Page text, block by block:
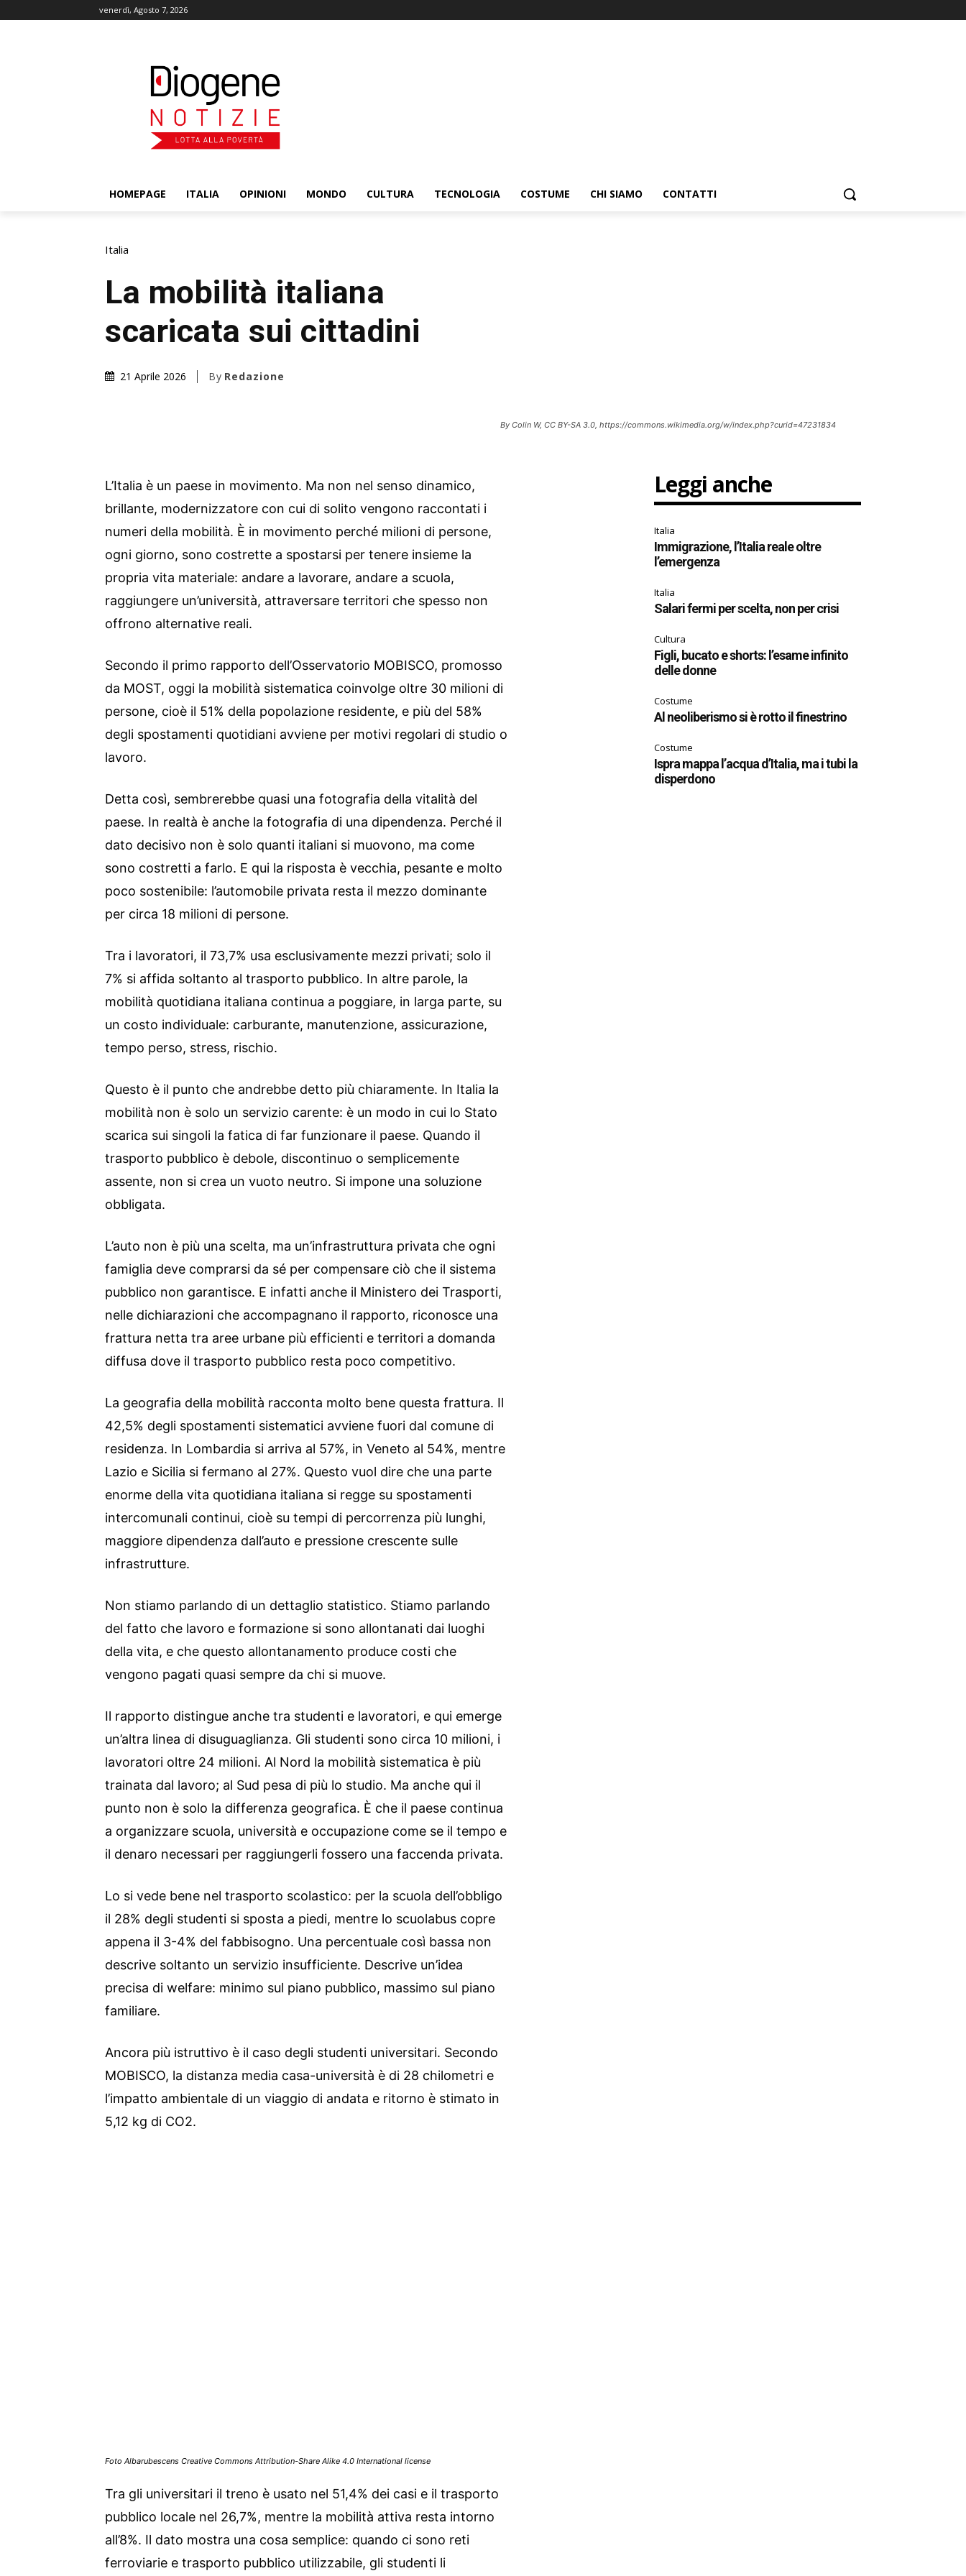
venerdì, Agosto 7, 2026
HOMEPAGE ITALIA OPINIONI MONDO CULTURA TECNOLOGIA COSTUME CHI SIAMO CONTATTI
Italia
La mobilità italiana
scaricata sui cittadini
21 Aprile 2026 By Redazione
By Colin W, CC BY-SA 3.0, https://commons.wikimedia.org/w/index.php?curid=47231834
L’Italia è un paese in movimento. Ma non nel senso dinamico,
brillante, modernizzatore con cui di solito vengono raccontati i
numeri della mobilità. È in movimento perché milioni di persone,
ogni giorno, sono costrette a spostarsi per tenere insieme la
propria vita materiale: andare a lavorare, andare a scuola,
raggiungere un’università, attraversare territori che spesso non
offrono alternative reali.
Secondo il primo rapporto dell’Osservatorio MOBISCO, promosso
da MOST, oggi la mobilità sistematica coinvolge oltre 30 milioni di
persone, cioè il 51% della popolazione residente, e più del 58%
degli spostamenti quotidiani avviene per motivi regolari di studio o
lavoro.
Detta così, sembrerebbe quasi una fotografia della vitalità del
paese. In realtà è anche la fotografia di una dipendenza. Perché il
dato decisivo non è solo quanti italiani si muovono, ma come
sono costretti a farlo. E qui la risposta è vecchia, pesante e molto
poco sostenibile: l’automobile privata resta il mezzo dominante
per circa 18 milioni di persone.
Tra i lavoratori, il 73,7% usa esclusivamente mezzi privati; solo il
7% si affida soltanto al trasporto pubblico. In altre parole, la
mobilità quotidiana italiana continua a poggiare, in larga parte, su
un costo individuale: carburante, manutenzione, assicurazione,
tempo perso, stress, rischio.
Questo è il punto che andrebbe detto più chiaramente. In Italia la
mobilità non è solo un servizio carente: è un modo in cui lo Stato
scarica sui singoli la fatica di far funzionare il paese. Quando il
trasporto pubblico è debole, discontinuo o semplicemente
assente, non si crea un vuoto neutro. Si impone una soluzione
obbligata.
L’auto non è più una scelta, ma un’infrastruttura privata che ogni
famiglia deve comprarsi da sé per compensare ciò che il sistema
pubblico non garantisce. E infatti anche il Ministero dei Trasporti,
nelle dichiarazioni che accompagnano il rapporto, riconosce una
frattura netta tra aree urbane più efficienti e territori a domanda
diffusa dove il trasporto pubblico resta poco competitivo.
La geografia della mobilità racconta molto bene questa frattura. Il
42,5% degli spostamenti sistematici avviene fuori dal comune di
residenza. In Lombardia si arriva al 57%, in Veneto al 54%, mentre
Lazio e Sicilia si fermano al 27%. Questo vuol dire che una parte
enorme della vita quotidiana italiana si regge su spostamenti
intercomunali continui, cioè su tempi di percorrenza più lunghi,
maggiore dipendenza dall’auto e pressione crescente sulle
infrastrutture.
Non stiamo parlando di un dettaglio statistico. Stiamo parlando
del fatto che lavoro e formazione si sono allontanati dai luoghi
della vita, e che questo allontanamento produce costi che
vengono pagati quasi sempre da chi si muove.
Il rapporto distingue anche tra studenti e lavoratori, e qui emerge
un’altra linea di disuguaglianza. Gli studenti sono circa 10 milioni, i
lavoratori oltre 24 milioni. Al Nord la mobilità sistematica è più
trainata dal lavoro; al Sud pesa di più lo studio. Ma anche qui il
punto non è solo la differenza geografica. È che il paese continua
a organizzare scuola, università e occupazione come se il tempo e
il denaro necessari per raggiungerli fossero una faccenda privata.
Lo si vede bene nel trasporto scolastico: per la scuola dell’obbligo
il 28% degli studenti si sposta a piedi, mentre lo scuolabus copre
appena il 3-4% del fabbisogno. Una percentuale così bassa non
descrive soltanto un servizio insufficiente. Descrive un’idea
precisa di welfare: minimo sul piano pubblico, massimo sul piano
familiare.
Ancora più istruttivo è il caso degli studenti universitari. Secondo
MOBISCO, la distanza media casa-università è di 28 chilometri e
l’impatto ambientale di un viaggio di andata e ritorno è stimato in
5,12 kg di CO2.
Foto Albarubescens Creative Commons Attribution-Share Alike 4.0 International license
Tra gli universitari il treno è usato nel 51,4% dei casi e il trasporto
pubblico locale nel 26,7%, mentre la mobilità attiva resta intorno
all’8%. Il dato mostra una cosa semplice: quando ci sono reti
ferroviarie e trasporto pubblico utilizzabile, gli studenti li
Leggi anche
Italia
Immigrazione, l’Italia reale oltre
l’emergenza
Italia
Salari fermi per scelta, non per crisi
Cultura
Figli, bucato e shorts: l’esame infinito
delle donne
Costume
Al neoliberismo si è rotto il finestrino
Costume
Ispra mappa l’acqua d’Italia, ma i tubi la
disperdono